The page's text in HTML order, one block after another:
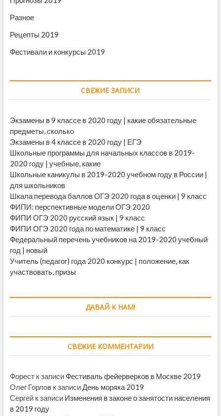
Разное
Рецепты 2019
Фестивали и конкурсы 2019
СВЕЖИЕ ЗАПИСИ
Экзамены в 9 классе в 2020 году | какие обязательные
предметы, сколько
Экзамены в 4 классе в 2020 году | ЕГЭ
Школьные программы для начальных классов в 2019-
2020 году | учебные, какие
Школьные каникулы в 2019-2020 учебном году в России |
для школьников
Шкала перевода баллов ОГЭ 2020 года в оценки | 9 класс
ФИПИ: перспективные модели ОГЭ 2020
ФИПИ ОГЭ 2020 русский язык | 9 класс
ФИПИ ОГЭ 2020 года по математике | 9 класс
Федеральный перечень учебников на 2019-2020 учебный
год | новый
Учитель (педагог) года 2020 конкурс | положение, как
участвовать, призы
ДАВАЙ К НАМ!
СВЕЖИЕ КОММЕНТАРИИ
Форестк записи Фестиваль фейерверков в Москве 2019
Олег Горловк записиДень моряка 2019
Сергейк записи Изменения в законе о занятости населения
в 2019 году